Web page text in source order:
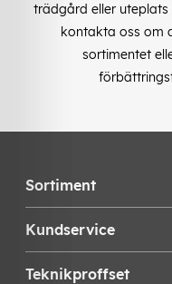
trädgård eller
kontakta oss om
sortimentet
Sortiment
Kundservice
Teknikproffset